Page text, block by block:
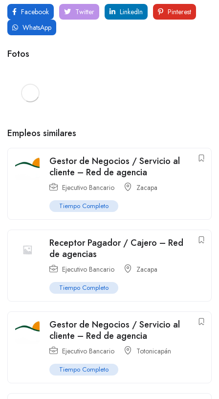
Facebook Twitter LinkedIn
Pinterest
WhatsApp
Fotos
Empleos similares
Gestor de Negocios / Servicio al
cliente – Red de agencia
Ejecutivo Bancario Zacapa
Tiempo Completo
Receptor Pagador / Cajero – Red
de agencias
Ejecutivo Bancario Zacapa
Tiempo Completo
Gestor de Negocios / Servicio al
cliente – Red de agencia
Ejecutivo Bancario Totonicapán
Tiempo Completo